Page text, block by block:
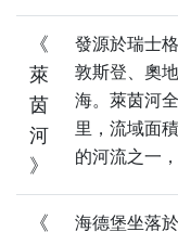
《
萊
茵
河
》
發源於瑞士
敦斯登、奧
海。萊茵河
里，流域面
的河流之一
《
海德堡坐落